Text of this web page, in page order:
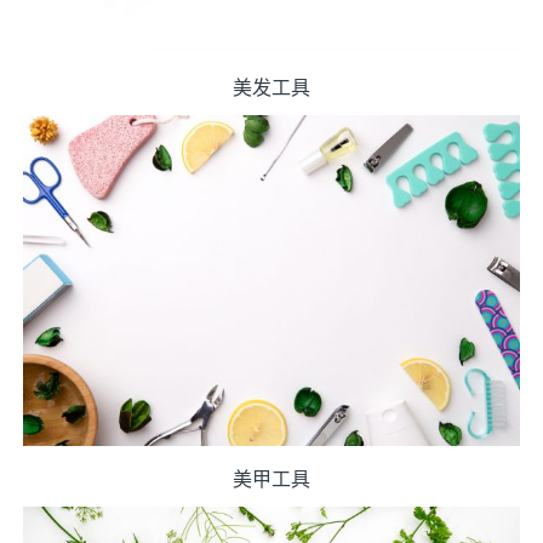
美发工具
美甲工具